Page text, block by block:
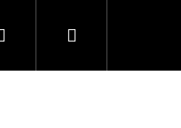
Kamenná predajňa
PrihlásenieNákupný